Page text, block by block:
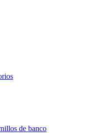
de banco